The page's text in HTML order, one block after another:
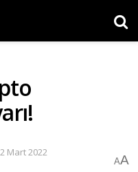
Mart 2022
AA